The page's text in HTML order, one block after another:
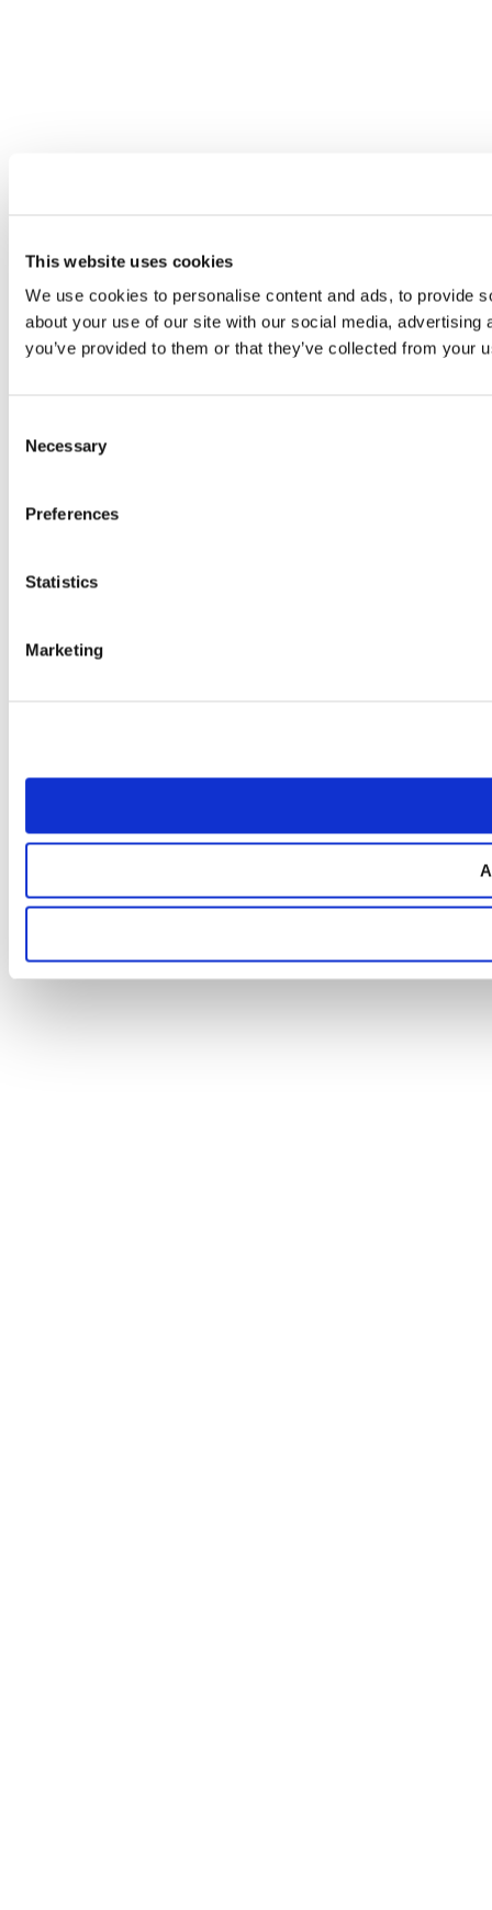
This website uses cookies
We use cookies to personalise content and ads, to provide
about your use of our site with our social media,
you’ve provided to them or that they’ve collected from your
Selection
Necessary
Preferences
Statistics
Marketing